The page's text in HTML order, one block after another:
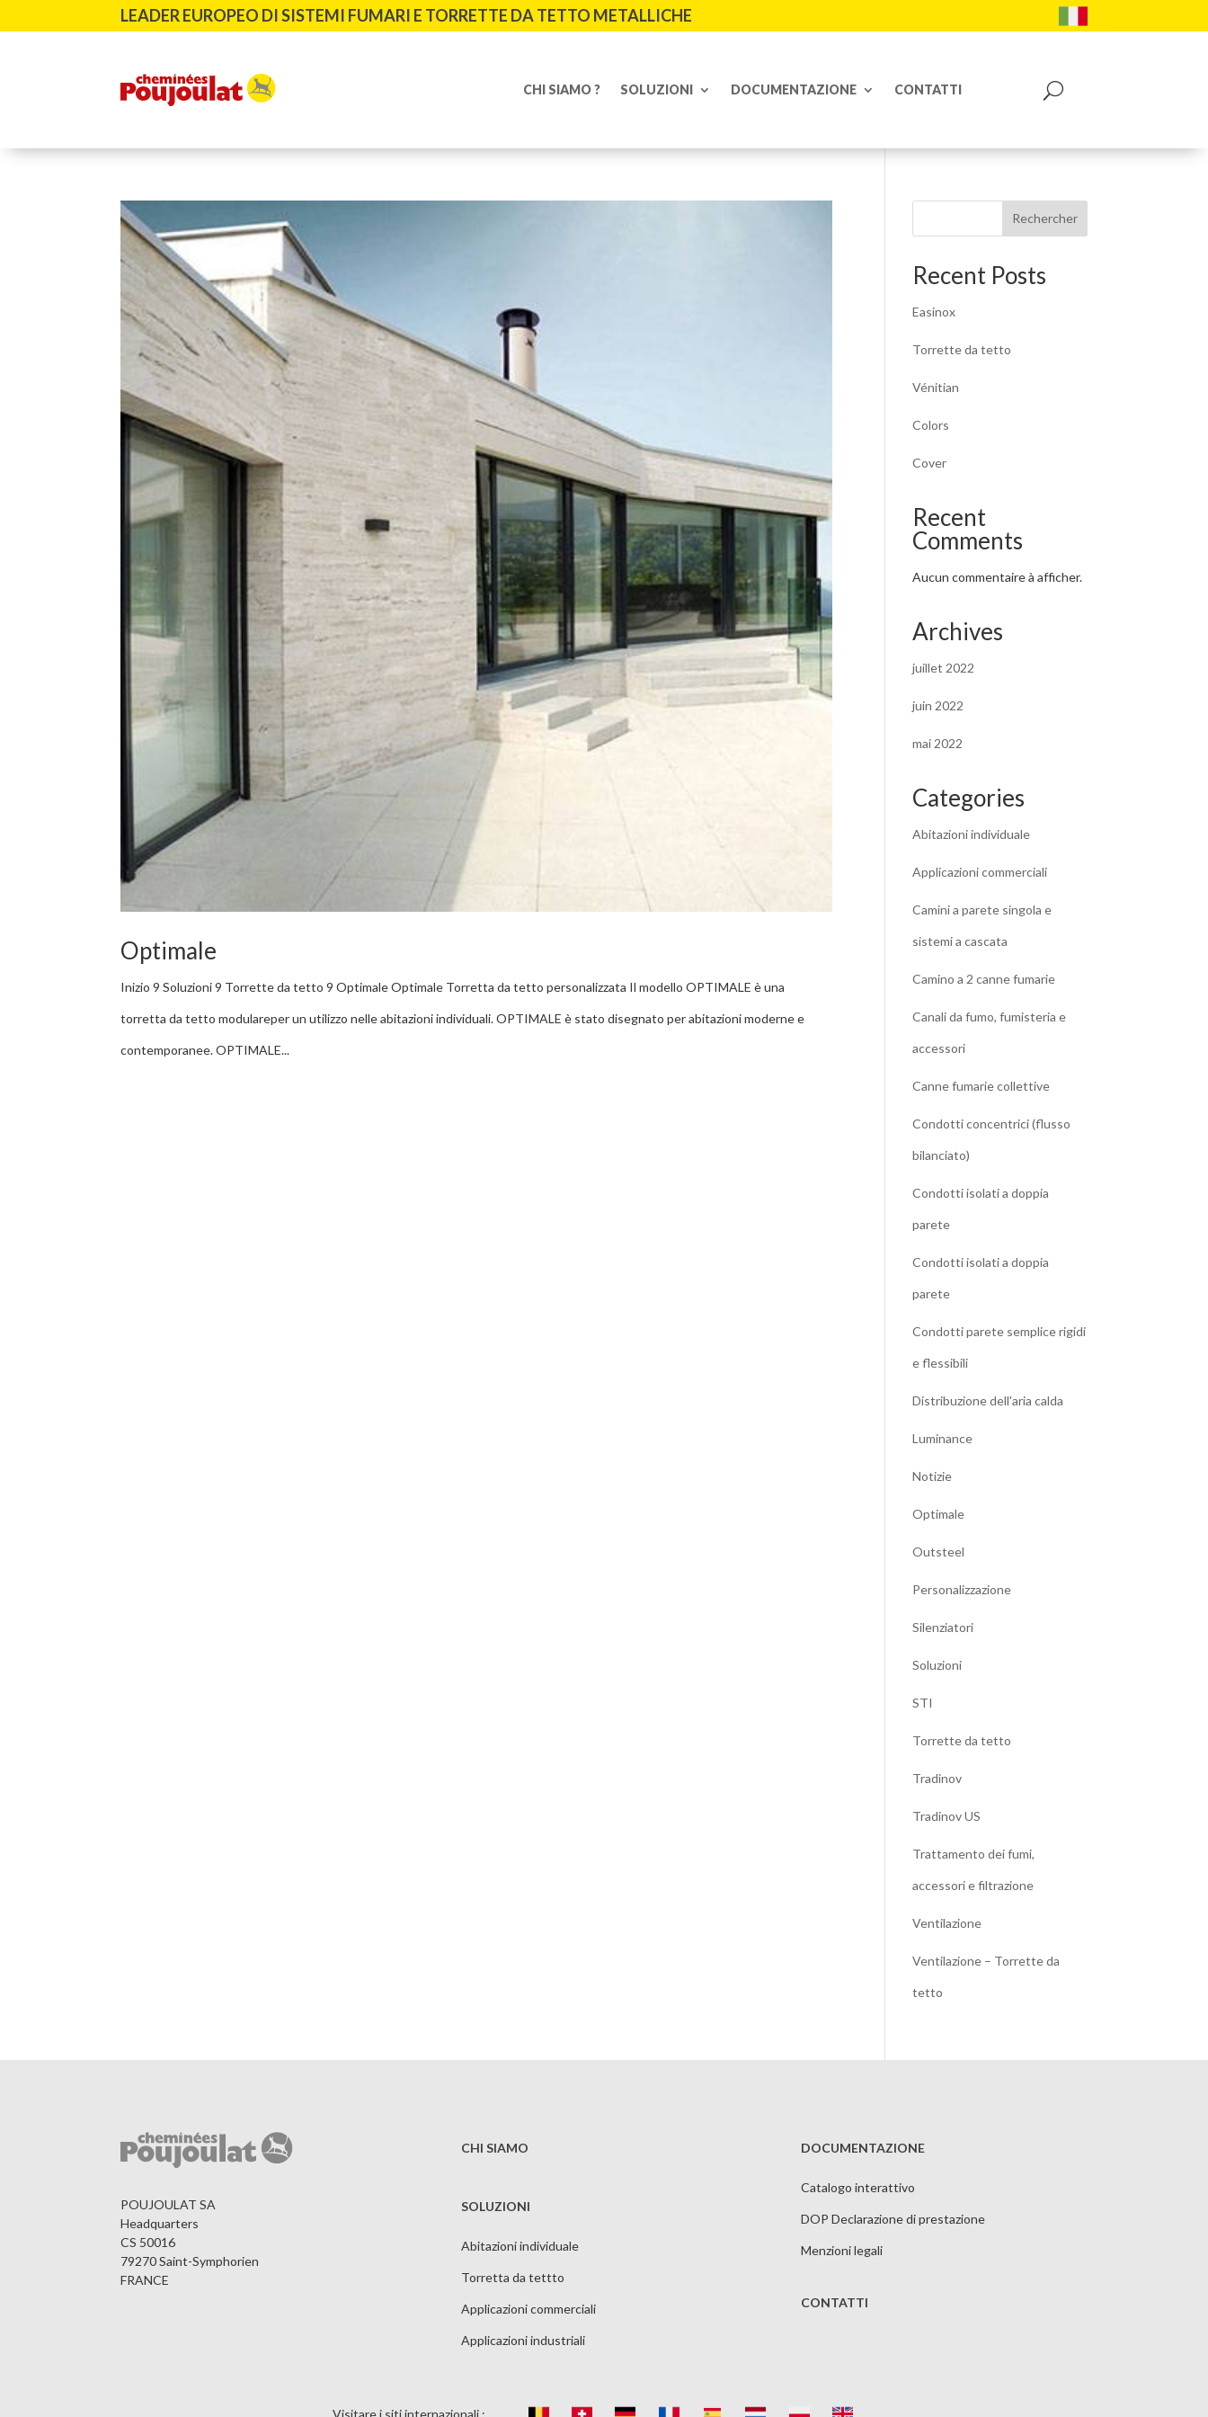
LEADER EUROPEO DI SISTEMI FUMARI E TORRETTE DA TETTO METALLICHE
CHI SIAMO ? SOLUZIONI DOCUMENTAZIONE CONTATTI
Optimale
Inizio 9 Soluzioni 9 Torrette da tetto 9 Optimale Optimale Torretta da tetto personalizzata Il modello OPTIMALE è una
torretta da tetto modulareper un utilizzo nelle abitazioni individuali. OPTIMALE è stato disegnato per abitazioni moderne e
contemporanee. OPTIMALE...
Rechercher
Recent Posts
Easinox
Torrette da tetto
Vénitian
Colors
Cover
Recent
Comments
Aucun commentaire à afficher.
Archives
juillet 2022
juin 2022
mai 2022
Categories
Abitazioni individuale
Applicazioni commerciali
Camini a parete singola e
sistemi a cascata
Camino a 2 canne fumarie
Canali da fumo, fumisteria e
accessori
Canne fumarie collettive
Condotti concentrici (flusso
bilanciato)
Condotti isolati a doppia
parete
Condotti isolati a doppia
parete
Condotti parete semplice rigidi
e flessibili
Distribuzione dell'aria calda
Luminance
Notizie
Optimale
Outsteel
Personalizzazione
Silenziatori
Soluzioni
STI
Torrette da tetto
Tradinov
Tradinov US
Trattamento dei fumi,
accessori e filtrazione
Ventilazione
Ventilazione – Torrette da
tetto
POUJOULAT SA
Headquarters
CS 50016
79270 Saint-Symphorien
FRANCE
CHI SIAMO
SOLUZIONI
Abitazioni individuale
Torretta da tettto
Applicazioni commerciali
Applicazioni industriali
DOCUMENTAZIONE
Catalogo interattivo
DOP Declarazione di prestazione
Menzioni legali
CONTATTI
Visitare i siti internazionali :